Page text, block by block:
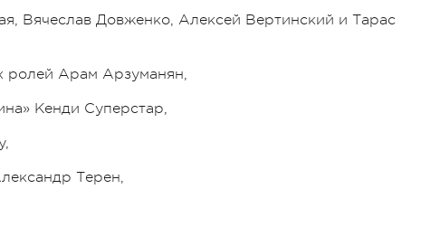
Вячеслав Довженко, Алексей Вертинский и Тарас
ролей Арам Арзуманян,
Кенди Суперстар,
Терен,